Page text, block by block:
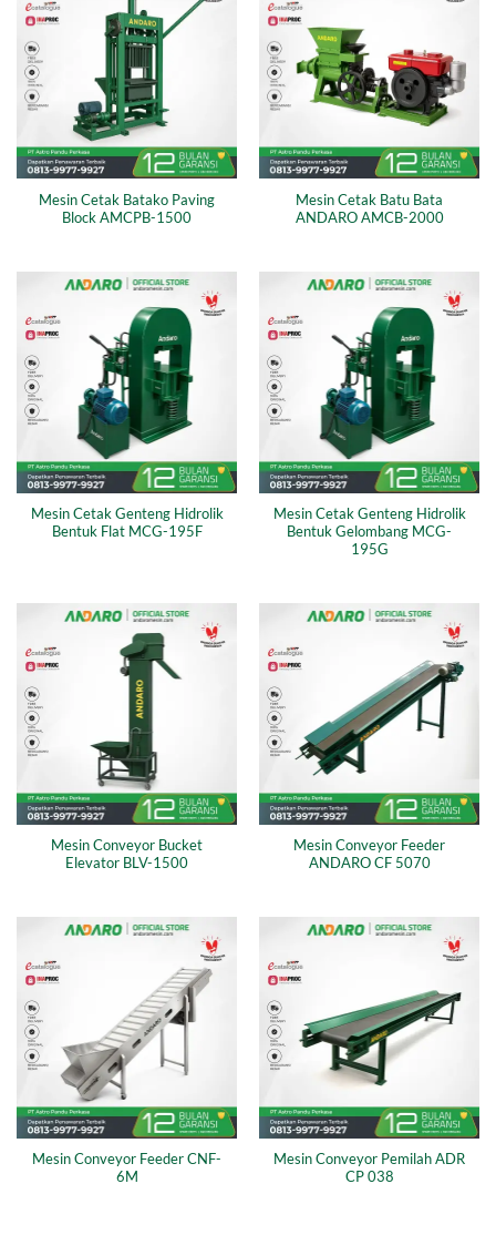
Mesin Cetak Batako Paving
Block AMCPB-1500
Mesin Cetak Batu Bata
ANDARO AMCB-2000
Mesin Cetak Genteng Hidrolik
Bentuk Flat MCG-195F
Mesin Cetak Genteng Hidrolik
Bentuk Gelombang MCG-
195G
Mesin Conveyor Bucket
Elevator BLV-1500
Mesin Conveyor Feeder
ANDARO CF 5070
Mesin Conveyor Feeder CNF-
6M
Mesin Conveyor Pemilah ADR
CP 038